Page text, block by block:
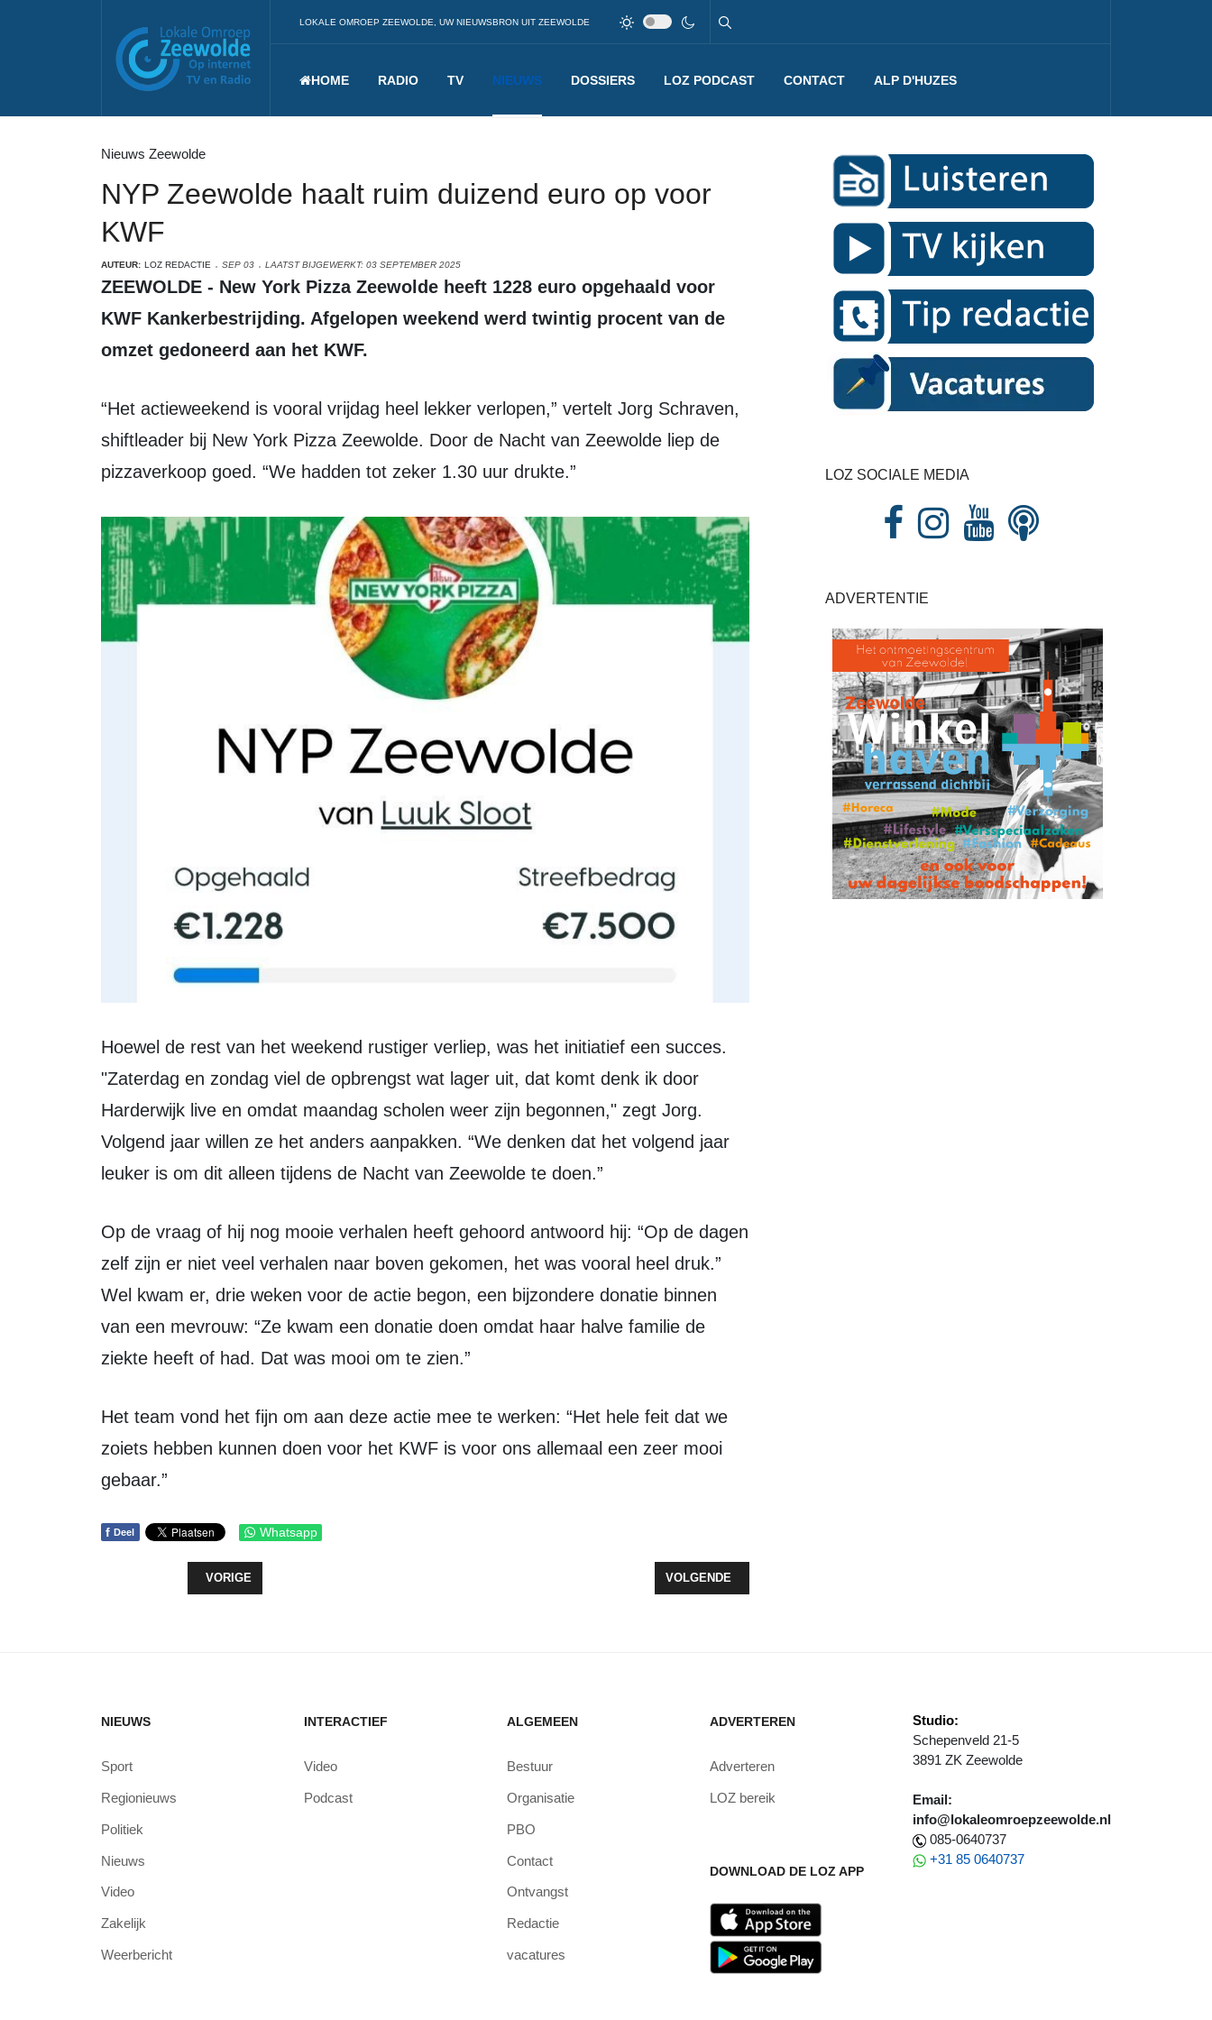
LOKALE OMROEP ZEEWOLDE, UW NIEUWSBRON UIT ZEEWOLDE
HOME RADIO TV NIEUWS DOSSIERS LOZ PODCAST CONTACT ALP D'HUZES
Nieuws Zeewolde
NYP Zeewolde haalt ruim duizend euro op voor
KWF
AUTEUR: LOZ REDACTIE SEP 03 LAATST BIJGEWERKT: 03 SEPTEMBER 2025
ZEEWOLDE - New York Pizza Zeewolde heeft 1228 euro opgehaald voor
KWF Kankerbestrijding. Afgelopen weekend werd twintig procent van de
omzet gedoneerd aan het KWF.
“Het actieweekend is vooral vrijdag heel lekker verlopen,” vertelt Jorg Schraven,
shiftleader bij New York Pizza Zeewolde. Door de Nacht van Zeewolde liep de
pizzaverkoop goed. “We hadden tot zeker 1.30 uur drukte.”
Hoewel de rest van het weekend rustiger verliep, was het initiatief een succes.
"Zaterdag en zondag viel de opbrengst wat lager uit, dat komt denk ik door
Harderwijk live en omdat maandag scholen weer zijn begonnen," zegt Jorg.
Volgend jaar willen ze het anders aanpakken. “We denken dat het volgend jaar
leuker is om dit alleen tijdens de Nacht van Zeewolde te doen.”
Op de vraag of hij nog mooie verhalen heeft gehoord antwoord hij: “Op de dagen
zelf zijn er niet veel verhalen naar boven gekomen, het was vooral heel druk.”
Wel kwam er, drie weken voor de actie begon, een bijzondere donatie binnen
van een mevrouw: “Ze kwam een donatie doen omdat haar halve familie de
ziekte heeft of had. Dat was mooi om te zien.”
Het team vond het fijn om aan deze actie mee te werken: “Het hele feit dat we
zoiets hebben kunnen doen voor het KWF is voor ons allemaal een zeer mooi
gebaar.”
f Deel Whatsapp
VORIG ARTIKEL: RIDE4KIKA MET 150 MOTOREN DOOR ZEEWOLDE
VORIGE VOLGENDE ARTIKEL: JONGE ILLUSTRATOR UIT ZEEWOLDE BRENGT EERSTE PRENTENBOEK
VOLGENDE
LOZ SOCIALE MEDIA
ADVERTENTIE
NIEUWS
Sport
Regionieuws
Politiek
Nieuws
Video
Zakelijk
Weerbericht
INTERACTIEF
Video
Podcast
ALGEMEEN
Bestuur
Organisatie
PBO
Contact
Ontvangst
Redactie
vacatures
ADVERTEREN
Adverteren
LOZ bereik
DOWNLOAD DE LOZ APP
Studio:
Schepenveld 21-5
3891 ZK Zeewolde
Email:
info@lokaleomroepzeewolde.nl
085-0640737
+31 85 0640737